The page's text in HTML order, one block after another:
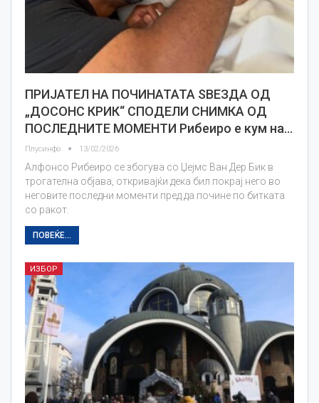
ПРИЈАТЕЛ НА ПОЧИНАТАТА ЅВЕЗДА ОД
„ДОСОНС КРИК“ СПОДЕЛИ СНИМКА ОД
ПОСЛЕДНИТЕ МОМЕНТИ Рибеиро е кум на…
Плусинфо 13/02/2026
Алфонсо Рибеиро се збогува со Џејмс Ван Дер Бик в
трогателна објава, откривајќи дека бил покрај него во
неговите последни моменти пред да почине по битката
со ракот.
ПОВЕЌЕ...
ИЗБОР